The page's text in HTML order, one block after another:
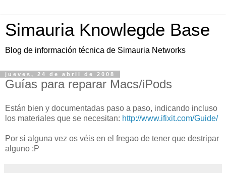
Simauria Knowlegde Base
Blog de información técnica de Simauria Networks
jueves, 24 de abril de 2008
Guías para reparar Macs/iPods
Están bien y documentadas paso a paso, indicando incluso
los materiales que se necesitan: http://www.ifixit.com/Guide/
Por si alguna vez os véis en el fregao de tener que destripar
alguno :P